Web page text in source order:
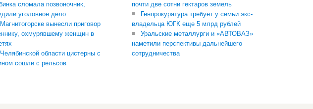
сломала позвоночник,
уголовное дело
вынесли приговор
охмурявшему женщин в
области цистерны с
сошли с рельсов
почти две сотни гектаров земель
Генпрокуратура требует у семьи экс-
владельца ЮГК еще 5 млрд рублей
Уральские металлурги и «АВТОВАЗ»
наметили перспективы дальнейшего
сотрудничества